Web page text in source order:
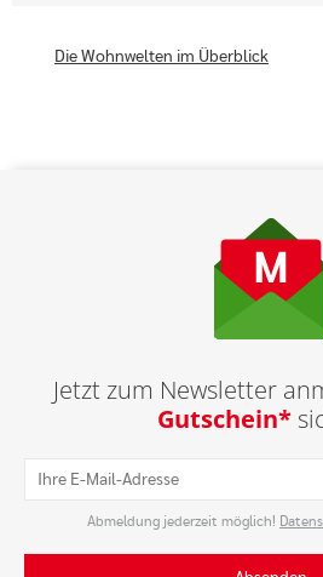
Die Wohnwelten im Überblick
Jetzt zum Newsletter
Gutschein*
Abmeldung jederzeit möglich!